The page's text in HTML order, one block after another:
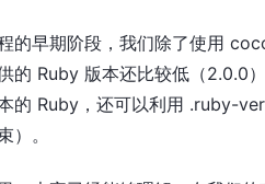
的早期阶段，我们除了使用
的 Ruby 版本还比较低（2.0.0
的 Ruby，还可以利用 .ruby-
）。